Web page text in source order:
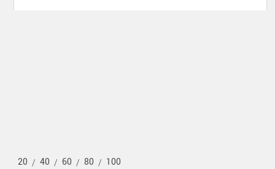
20 / 40 / 60 / 80 / 100